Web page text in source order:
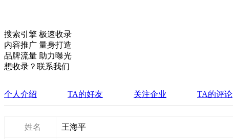
搜索引擎 极速收录
内容推广 量身打造
品牌流量 助力曝光
想收录？联系我们
个人介绍 TA的好友 关注企业 TA的评论
姓名 王海平